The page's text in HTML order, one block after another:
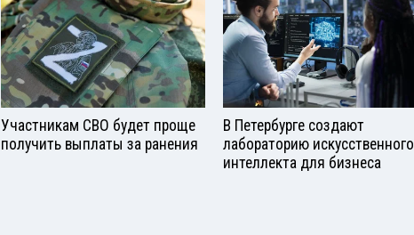
Участникам СВО будет проще
получить выплаты за ранения
В Петербурге создают
лабораторию искусственного
интеллекта для бизнеса